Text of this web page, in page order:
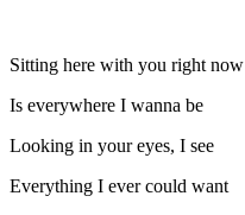
Sitting here with you right now
Is everywhere I wanna be
Looking in your eyes, I see
Everything I ever could want